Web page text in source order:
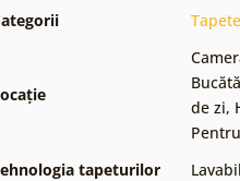
de zi,
tapeturilor